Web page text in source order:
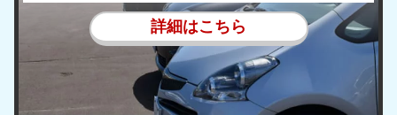
詳細はこちら